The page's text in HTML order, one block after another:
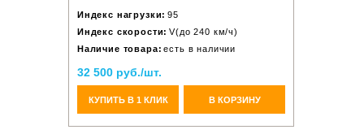
Индекс нагрузки: 95
Индекс скорости: V(до 240 км/ч)
Наличие товара: есть в наличии
32 500 руб./шт.
КУПИТЬ В 1 КЛИК В КОРЗИНУ